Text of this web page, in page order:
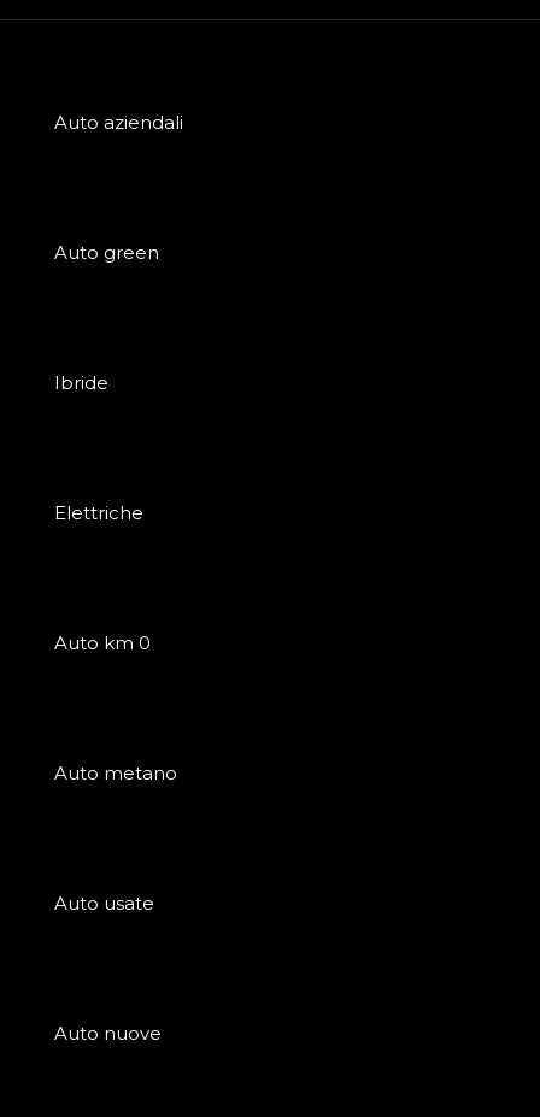
Auto aziendali
Auto green
Ibride
Elettriche
Auto km 0
Auto metano
Auto usate
Auto nuove